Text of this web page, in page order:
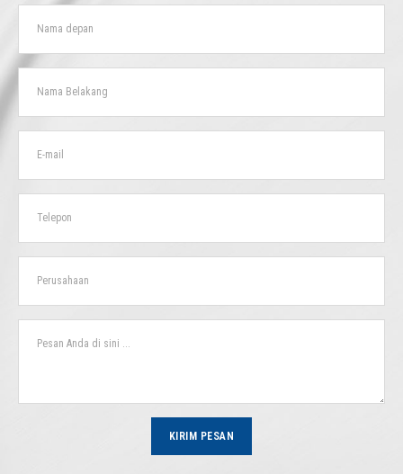
KIRIM PESAN